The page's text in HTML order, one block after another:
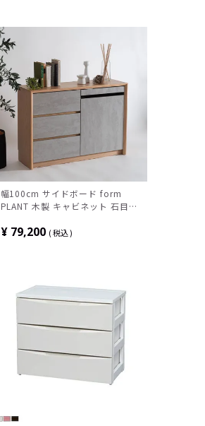
幅100cm サイドボード form
PLANT 木製 キャビネット 石目調
ボード ハイタイプ リビング収納
¥ 79,200 税込